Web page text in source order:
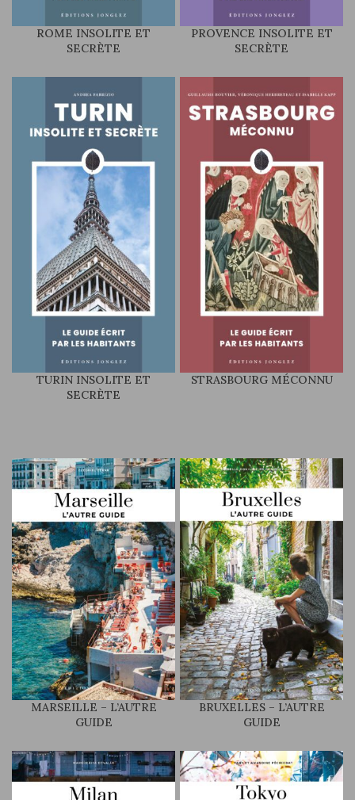
ROME INSOLITE ET
SECRÈTE
PROVENCE INSOLITE ET
SECRÈTE
TURIN INSOLITE ET
SECRÈTE
STRASBOURG MÉCONNU
MARSEILLE – L’AUTRE
GUIDE
BRUXELLES – L’AUTRE
GUIDE